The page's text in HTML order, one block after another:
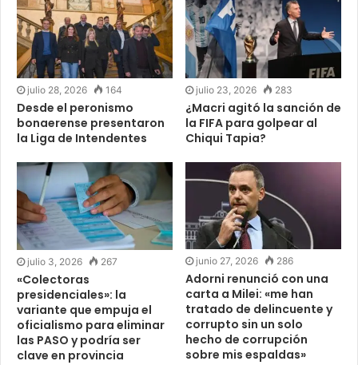
julio 28, 2026 164
Desde el peronismo
bonaerense presentaron
la Liga de Intendentes
julio 23, 2026 283
¿Macri agitó la sanción de
la FIFA para golpear al
Chiqui Tapia?
julio 3, 2026 267
«Colectoras
presidenciales»: la
variante que empuja el
oficialismo para eliminar
las PASO y podría ser
clave en provincia
junio 27, 2026 286
Adorni renunció con una
carta a Milei: «me han
tratado de delincuente y
corrupto sin un solo
hecho de corrupción
sobre mis espaldas»